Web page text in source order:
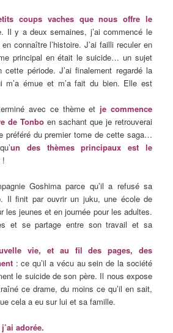
coups vaches que nous offre le
Il y a deux semaines, j’ai commencé le
connaître l’histoire. J’ai failli reculer en
principal en était le suicide… un sujet
cette période. J’ai finalement regardé la
m’a émue et m’a fait du bien. Elle est
avec ce thème et je commence
de Tonbo en sachant que je retrouverai
préféré du premier tome de cette saga…
un des thèmes principaux est le
!
Goshima parce qu’il a refusé sa
Il finit par ouvrir un juku, une école de
les jeunes et en journée pour les adultes.
et se partage entre son travail et sa
vie, et au fil des pages, des
: ce qu’il a vécu au sein de la société
le suicide de son père. Il nous expose
ce drame, du moins ce qu’il en sait,
cela a eu sur lui et sa famille.
adorée.